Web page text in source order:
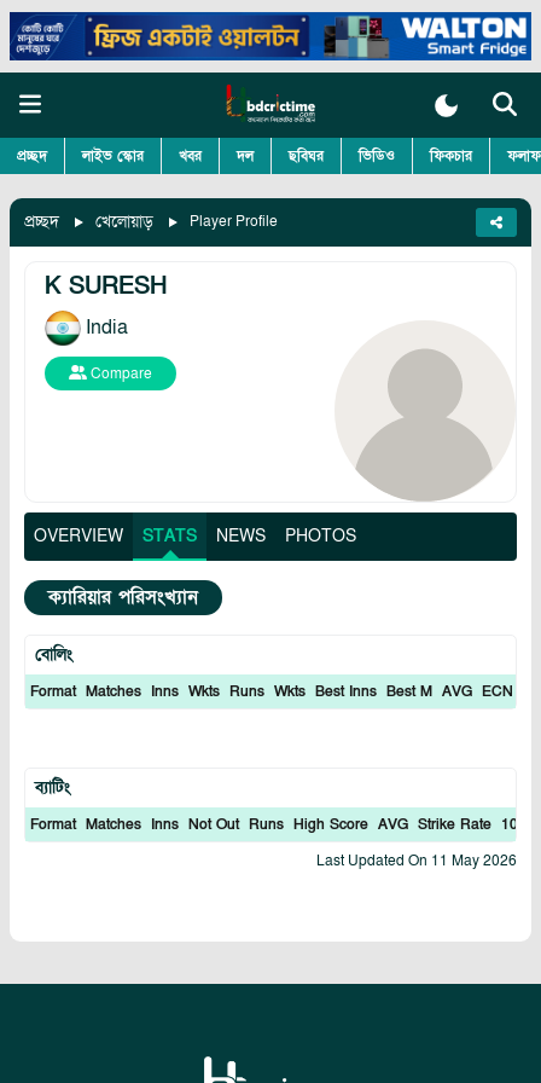
প্রচ্ছদ লাইভ স্কোর খবর দল ছবিঘর ভিডিও ফিকচার
প্রচ্ছদ খেলোয়াড় Player Profile
K SURESH
India
Compare
OVERVIEW STATS NEWS PHOTOS
ক্যারিয়ার পরিসংখ্যান
বোলিং
Format Matches Inns Wkts Runs Wkts Best Inns Best M AVG ECN
ব্যাটিং
Format Matches Inns Not Out Runs High Score AVG Strike Rate 100S
Last Updated On 11 May 2026